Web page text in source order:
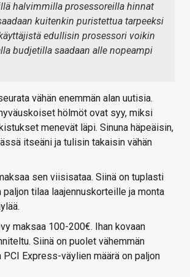
halvimmilla prosessoreilla hinnat
kuitenkin puristettua tarpeeksi
edullisin prosessori voikin
budjetilla saadaan alle nopeampi
vähän enemmän alan uutisia.
hölmöt ovat syy, miksi
menevät läpi. Sinuna häpeäisin,
itseäni ja tulisin takaisin vähän
sen viisisataa. Siinä on tuplasti
tilaa laajennuskorteille ja monta
maksaa 100-200€. Ihan kovaan
Siinä on puolet vähemmän
Express-väylien määrä on paljon